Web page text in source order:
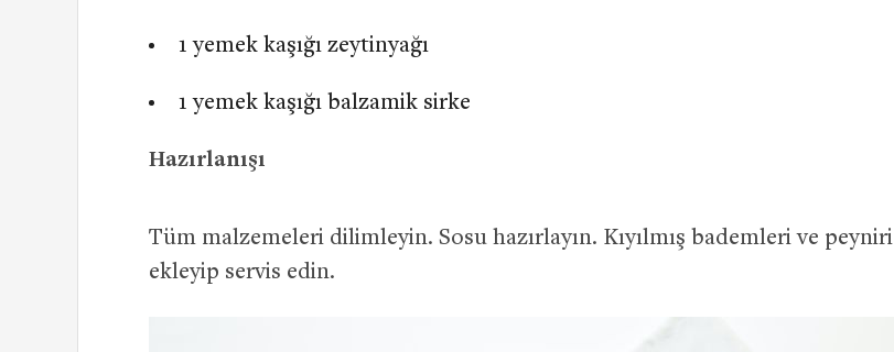
1 yemek kaşığı zeytinyağı
1 yemek kaşığı balzamik sirke
Hazırlanışı
Tüm malzemeleri dilimleyin. Sosu hazırlayın. Kıyılmış bademleri ve peyniri
ekleyip servis edin.